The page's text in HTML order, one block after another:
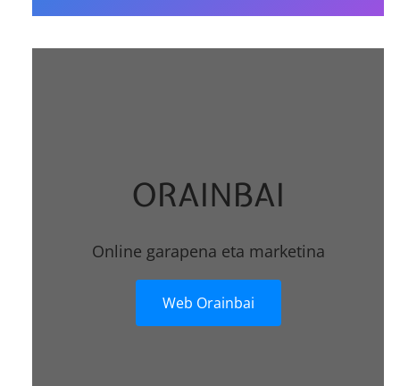
ORAINBAI
Online garapena eta marketina
Web Orainbai